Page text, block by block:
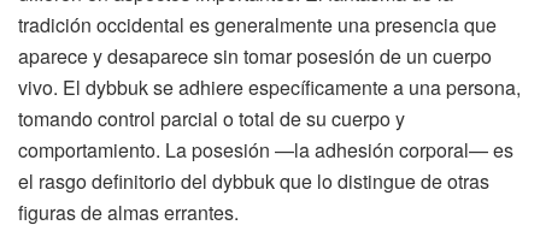
tradición occidental es generalmente una presencia que
aparece y desaparece sin tomar posesión de un cuerpo
vivo. El dybbuk se adhiere específicamente a una persona,
tomando control parcial o total de su cuerpo y
comportamiento. La posesión —la adhesión corporal— es
el rasgo definitorio del dybbuk que lo distingue de otras
figuras de almas errantes.